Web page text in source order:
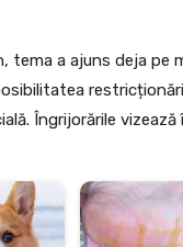
tema a ajuns deja pe
Îngrijorările